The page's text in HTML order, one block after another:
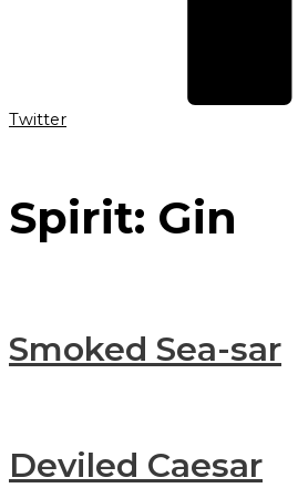
Twitter
Spirit: Gin
Smoked Sea-sar
Deviled Caesar